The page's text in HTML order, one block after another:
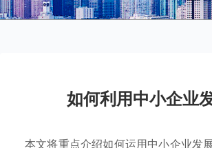
如何利用中小企业
本文将重点介绍如何运用中小企业发